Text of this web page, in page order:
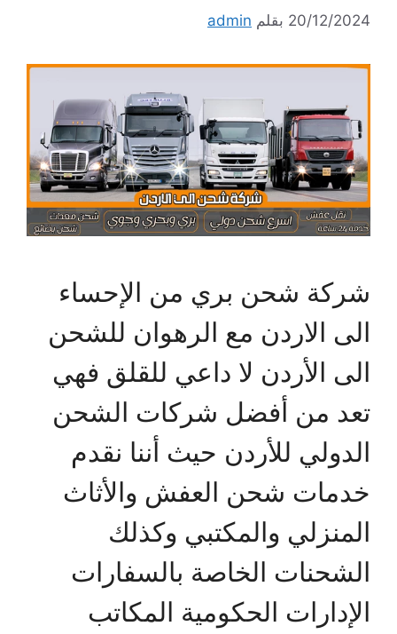
20/12/2024 بقلم admin
شركة شحن بري من الإحساء
الى الاردن مع الرهوان للشحن
الى الأردن لا داعي للقلق فهي
تعد من أفضل شركات الشحن
الدولي للأردن حيث أننا نقدم
خدمات شحن العفش والأثاث
المنزلي والمكتبي وكذلك
الشحنات الخاصة بالسفارات
الإدارات الحكومية المكاتب